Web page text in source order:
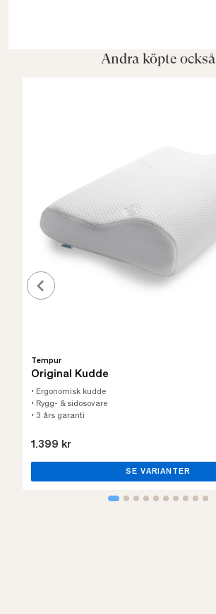
Andra köpte också
Tempur
Original Kudde
• Ergonomisk kudde
• Rygg- & sidosovare
• 3 års garanti
1.399 kr
SE VARIANTER